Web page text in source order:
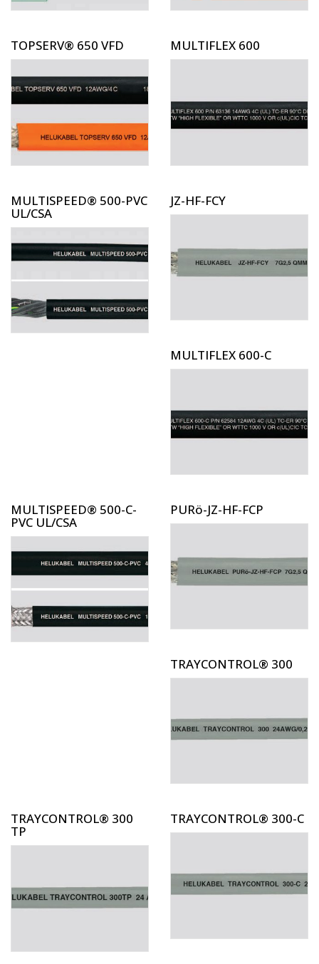
TOPSERV® 650 VFD MULTIFLEX 600
MULTISPEED® 500-PVC
UL/CSA
JZ-HF-FCY
MULTIFLEX 600-C
MULTISPEED® 500-C-
PVC UL/CSA
PURö-JZ-HF-FCP
TRAYCONTROL® 300
TRAYCONTROL® 300
TP
TRAYCONTROL® 300-C